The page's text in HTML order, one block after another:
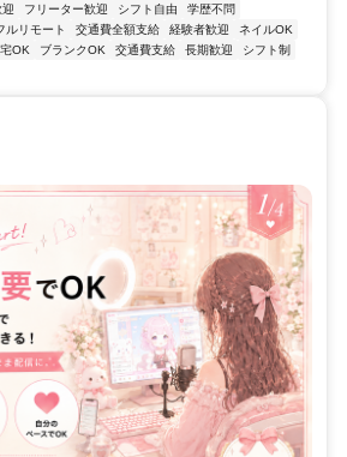
フリーター歓迎 シフト自由
学歴不問
ルリモート 交通費全額支給 経験者歓迎
ネイルOK
OK ブランクOK 交通費支給 長期歓迎
シフト制